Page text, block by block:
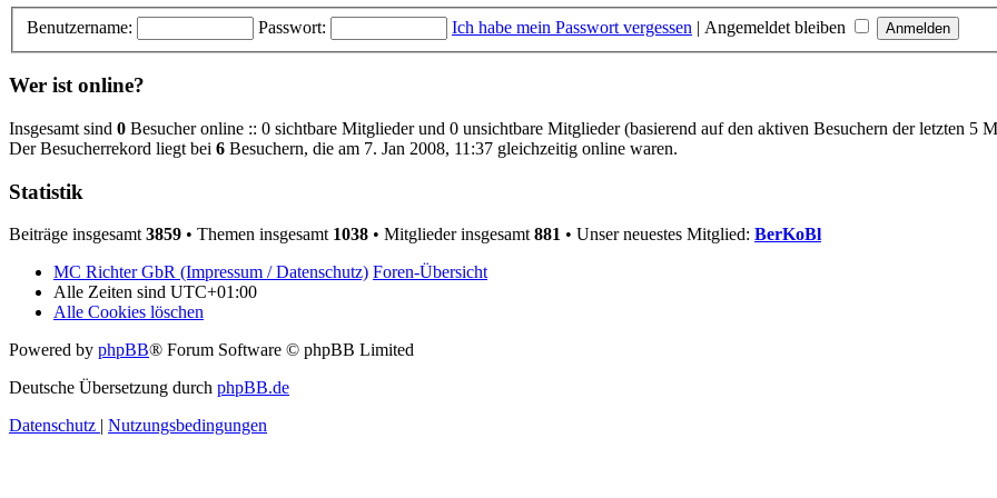
Benutzername: Passwort: Ich habe mein Passwort vergessen | Angemeldet bleiben
Wer ist online?
Insgesamt sind 0 Besucher online :: 0 sichtbare Mitglieder und 0 unsichtbare Mitglieder (basierend auf den aktiven Besuchern der letzten 5
Der Besucherrekord liegt bei 6 Besuchern, die am 7. Jan 2008, 11:37 gleichzeitig online waren.
Statistik
Beiträge insgesamt 3859 • Themen insgesamt 1038 • Mitglieder insgesamt 881 • Unser neuestes Mitglied: BerKoBl
MC Richter GbR (Impressum / Datenschutz) Foren-Übersicht
Alle Zeiten sind UTC+01:00
Alle Cookies löschen
Powered by phpBB® Forum Software © phpBB Limited
Deutsche Übersetzung durch phpBB.de
Datenschutz | Nutzungsbedingungen